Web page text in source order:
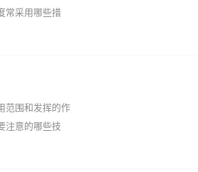
常采用哪些措
范围和发挥的作
注意的哪些技